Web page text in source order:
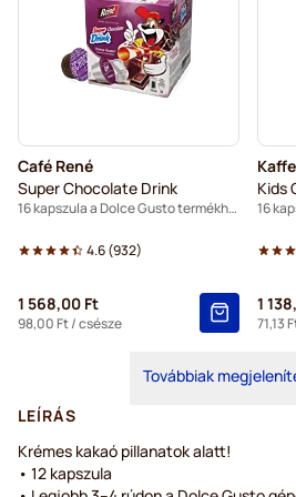
Café René
Super Chocolate Drink
16 kapszula a Dolce Gusto termékhez
4.6(932)
1 568,00 Ft
98,00 Ft/ csésze
Kids
1
71,13
Továbbiak
LEÍRÁS
Krémes kakaó pillanatok alatt!
• 12 kapszula